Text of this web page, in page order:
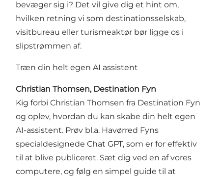
bevæger sig i? Det vil give dig et hint om,
hvilken retning vi som destinationsselskab,
visitbureau eller turismeaktør bør ligge os i
slipstrømmen af.
Træn din helt egen AI assistent
Christian Thomsen, Destination Fyn
Kig forbi Christian Thomsen fra Destination Fyn
og oplev, hvordan du kan skabe din helt egen
AI-assistent. Prøv bl.a. Havørred Fyns
specialdesignede Chat GPT, som er for effektiv
til at blive publiceret. Sæt dig ved en af vores
computere, og følg en simpel guide til at